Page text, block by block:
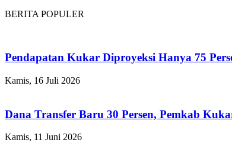
BERITA POPULER
Pendapatan Kukar Diproyeksi Hanya 75
Kamis, 16 Juli 2026
Dana Transfer Baru 30 Persen, Pemkab
Kamis, 11 Juni 2026